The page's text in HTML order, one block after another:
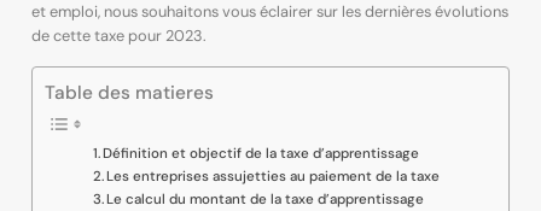
et emploi, nous souhaitons vous éclairer sur les dernières évolutions
de cette taxe pour 2023.
Table des matieres
Définition et objectif de la taxe d’apprentissage
Les entreprises assujetties au paiement de la taxe
Le calcul du montant de la taxe d’apprentissage